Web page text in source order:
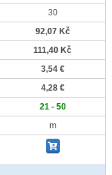
30
92,07 Kč
111,40 Kč
3,54 €
4,28 €
21 - 50
m